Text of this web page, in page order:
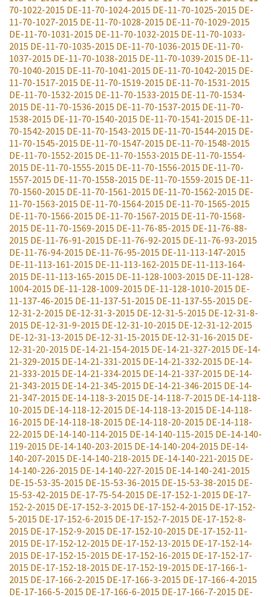
70-1022-2015 DE-11-70-1024-2015 DE-11-70-1025-2015 DE-
11-70-1027-2015 DE-11-70-1028-2015 DE-11-70-1029-2015
DE-11-70-1031-2015 DE-11-70-1032-2015 DE-11-70-1033-
2015 DE-11-70-1035-2015 DE-11-70-1036-2015 DE-11-70-
1037-2015 DE-11-70-1038-2015 DE-11-70-1039-2015 DE-11-
70-1040-2015 DE-11-70-1041-2015 DE-11-70-1042-2015 DE-
11-70-1517-2015 DE-11-70-1519-2015 DE-11-70-1531-2015
DE-11-70-1532-2015 DE-11-70-1533-2015 DE-11-70-1534-
2015 DE-11-70-1536-2015 DE-11-70-1537-2015 DE-11-70-
1538-2015 DE-11-70-1540-2015 DE-11-70-1541-2015 DE-11-
70-1542-2015 DE-11-70-1543-2015 DE-11-70-1544-2015 DE-
11-70-1545-2015 DE-11-70-1547-2015 DE-11-70-1548-2015
DE-11-70-1552-2015 DE-11-70-1553-2015 DE-11-70-1554-
2015 DE-11-70-1555-2015 DE-11-70-1556-2015 DE-11-70-
1557-2015 DE-11-70-1558-2015 DE-11-70-1559-2015 DE-11-
70-1560-2015 DE-11-70-1561-2015 DE-11-70-1562-2015 DE-
11-70-1563-2015 DE-11-70-1564-2015 DE-11-70-1565-2015
DE-11-70-1566-2015 DE-11-70-1567-2015 DE-11-70-1568-
2015 DE-11-70-1569-2015 DE-11-76-85-2015 DE-11-76-88-
2015 DE-11-76-91-2015 DE-11-76-92-2015 DE-11-76-93-2015
DE-11-76-94-2015 DE-11-76-95-2015 DE-11-113-147-2015
DE-11-113-161-2015 DE-11-113-162-2015 DE-11-113-164-
2015 DE-11-113-165-2015 DE-11-128-1003-2015 DE-11-128-
1004-2015 DE-11-128-1009-2015 DE-11-128-1010-2015 DE-
11-137-46-2015 DE-11-137-51-2015 DE-11-137-55-2015 DE-
12-31-2-2015 DE-12-31-3-2015 DE-12-31-5-2015 DE-12-31-8-
2015 DE-12-31-9-2015 DE-12-31-10-2015 DE-12-31-12-2015
DE-12-31-13-2015 DE-12-31-15-2015 DE-12-31-16-2015 DE-
12-31-20-2015 DE-14-21-154-2015 DE-14-21-327-2015 DE-14-
21-329-2015 DE-14-21-331-2015 DE-14-21-332-2015 DE-14-
21-333-2015 DE-14-21-334-2015 DE-14-21-337-2015 DE-14-
21-343-2015 DE-14-21-345-2015 DE-14-21-346-2015 DE-14-
21-347-2015 DE-14-118-3-2015 DE-14-118-7-2015 DE-14-118-
10-2015 DE-14-118-12-2015 DE-14-118-13-2015 DE-14-118-
16-2015 DE-14-118-18-2015 DE-14-118-20-2015 DE-14-118-
22-2015 DE-14-140-114-2015 DE-14-140-115-2015 DE-14-140-
119-2015 DE-14-140-203-2015 DE-14-140-204-2015 DE-14-
140-207-2015 DE-14-140-218-2015 DE-14-140-221-2015 DE-
14-140-226-2015 DE-14-140-227-2015 DE-14-140-241-2015
DE-15-53-35-2015 DE-15-53-36-2015 DE-15-53-38-2015 DE-
15-53-42-2015 DE-17-75-54-2015 DE-17-152-1-2015 DE-17-
152-2-2015 DE-17-152-3-2015 DE-17-152-4-2015 DE-17-152-
5-2015 DE-17-152-6-2015 DE-17-152-7-2015 DE-17-152-8-
2015 DE-17-152-9-2015 DE-17-152-10-2015 DE-17-152-11-
2015 DE-17-152-12-2015 DE-17-152-13-2015 DE-17-152-14-
2015 DE-17-152-15-2015 DE-17-152-16-2015 DE-17-152-17-
2015 DE-17-152-18-2015 DE-17-152-19-2015 DE-17-166-1-
2015 DE-17-166-2-2015 DE-17-166-3-2015 DE-17-166-4-2015
DE-17-166-5-2015 DE-17-166-6-2015 DE-17-166-7-2015 DE-